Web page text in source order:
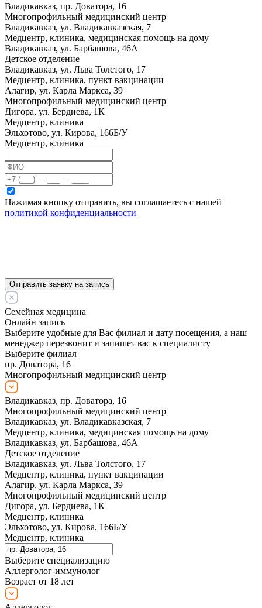
Владикавказ, пр. Доватора, 16
Многопрофильный медицинский центр
Владикавказ, ул. Владикавказская, 7
Медцентр, клиника, медицинская помощь на дому
Владикавказ, ул. Барбашова, 46А
Детское отделение
Владикавказ, ул. Льва Толстого, 17
Медцентр, клиника, пункт вакцинации
Алагир, ул. Карла Маркса, 39
Многопрофильный медицинский центр
Дигора, ул. Бердиева, 1К
Медцентр, клиника
Эльхотово, ул. Кирова, 166Б/У
Медцентр, клиника
Нажимая кнопку отправить, вы соглашаетесь с нашей
политикой конфиденциальности
Отправить заявку на запись
Семейная медицина
Онлайн запись
Выберите удобные для Вас филиал и дату посещения, а наш
менеджер перезвонит и запишет вас к специалисту
Выберите филиал
пр. Доватора, 16
Многопрофильный медицинский центр
Владикавказ, пр. Доватора, 16
Многопрофильный медицинский центр
Владикавказ, ул. Владикавказская, 7
Медцентр, клиника, медицинская помощь на дому
Владикавказ, ул. Барбашова, 46А
Детское отделение
Владикавказ, ул. Льва Толстого, 17
Медцентр, клиника, пункт вакцинации
Алагир, ул. Карла Маркса, 39
Многопрофильный медицинский центр
Дигора, ул. Бердиева, 1К
Медцентр, клиника
Эльхотово, ул. Кирова, 166Б/У
Медцентр, клиника
Выберите специализацию
Аллерголог-иммунолог
Возраст от 18 лет